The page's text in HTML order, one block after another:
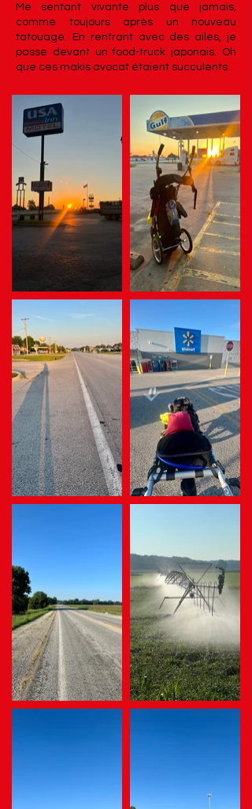
Me sentant vivante plus que jamais,
comme toujours après un nouveau
tatouage. En rentrant avec des ailes, je
passe devant un food-truck japonais. Oh
que ces makis avocat étaient succulents.